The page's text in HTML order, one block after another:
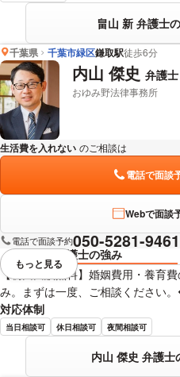
畠山 新 弁護士
千葉県 千葉市緑区鎌取駅徒歩6分
内山 傑史 弁護士
おゆみ野法律事務所
生活費を入れない のご相談は
電話で面談
Webで面談
電話で面談予約050-5281-9461
弁護士の強み
【初回面談無料】婚姻費用・養育
み。まずは一度、ご相談ください
対応体制
当日相談可 休日相談可 夜間相談可
内山 傑史 弁護士
視覚的に省略されている要素を
もっと見る